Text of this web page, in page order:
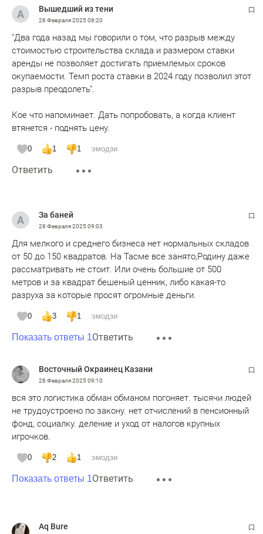
Вышедший из тени
28 Февраля 202508:20
"Два года назад мы говорили о том, что разрыв между
стоимостью строительства склада и размером ставки
аренды не позволяет достигать приемлемых сроков
окупаемости. Темп роста ставки в 2024 году позволил этот
разрыв преодолеть".
Кое что напоминает. Дать попробовать, а когда клиент
втянется - поднять цену.
0 1 1 эмодзи
Ответить
За баней
28 Февраля 202509:03
Для мелкого и среднего бизнеса нет нормальных складов
от 50 до 150 квадратов. На Тасме все занято,Родину даже
рассматривать не стоит. Или очень большие от 500
метров и за квадрат бешеный ценник, либо какая-то
разруха за которые просят огромные деньги.
0 3 1 эмодзи
Показать ответы 1Ответить
Восточный Окраинец Казани
28 Февраля 202509:10
вся это логистика обман обманом погоняет. тысячи людей
не трудоустроено по закону. нет отчислений в пенсионный
фонд, социалку. деление и уход от налогов крупных
игрочков.
0 2 1 эмодзи
Показать ответы 1Ответить
Aq Bure